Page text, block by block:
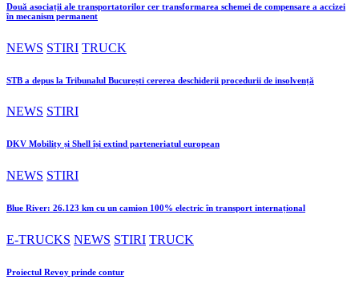
Două asociații ale transportatorilor cer transformarea schemei de compensare a accizei
în mecanism permanent
NEWS STIRI TRUCK
STB a depus la Tribunalul București cererea deschiderii procedurii de insolvență
NEWS STIRI
DKV Mobility și Shell își extind parteneriatul european
NEWS STIRI
Blue River: 26.123 km cu un camion 100% electric în transport internațional
E-TRUCKS NEWS STIRI TRUCK
Proiectul Revoy prinde contur